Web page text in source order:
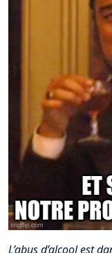
L’abus d’alcool est